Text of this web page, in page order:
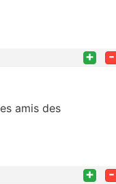
+ -
amis des
+ -